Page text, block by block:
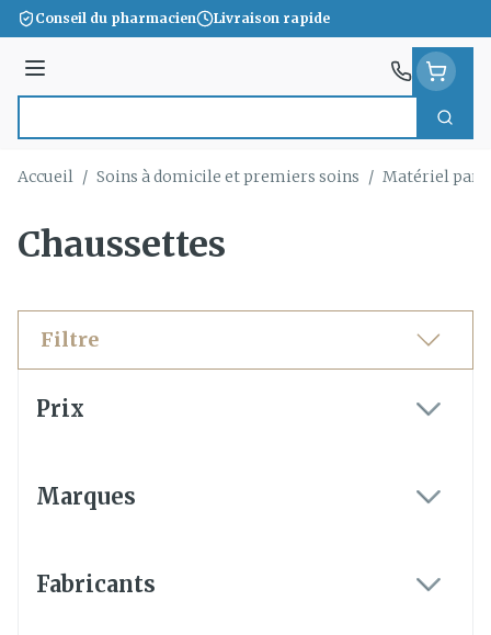
Aller au contenu
Conseil du pharmacien Livraison rapide
Menu
Accueil / Soins à domicile et premiers soins / Matériel
Chaussettes
Filtre
Prix
Marques
Fabricants